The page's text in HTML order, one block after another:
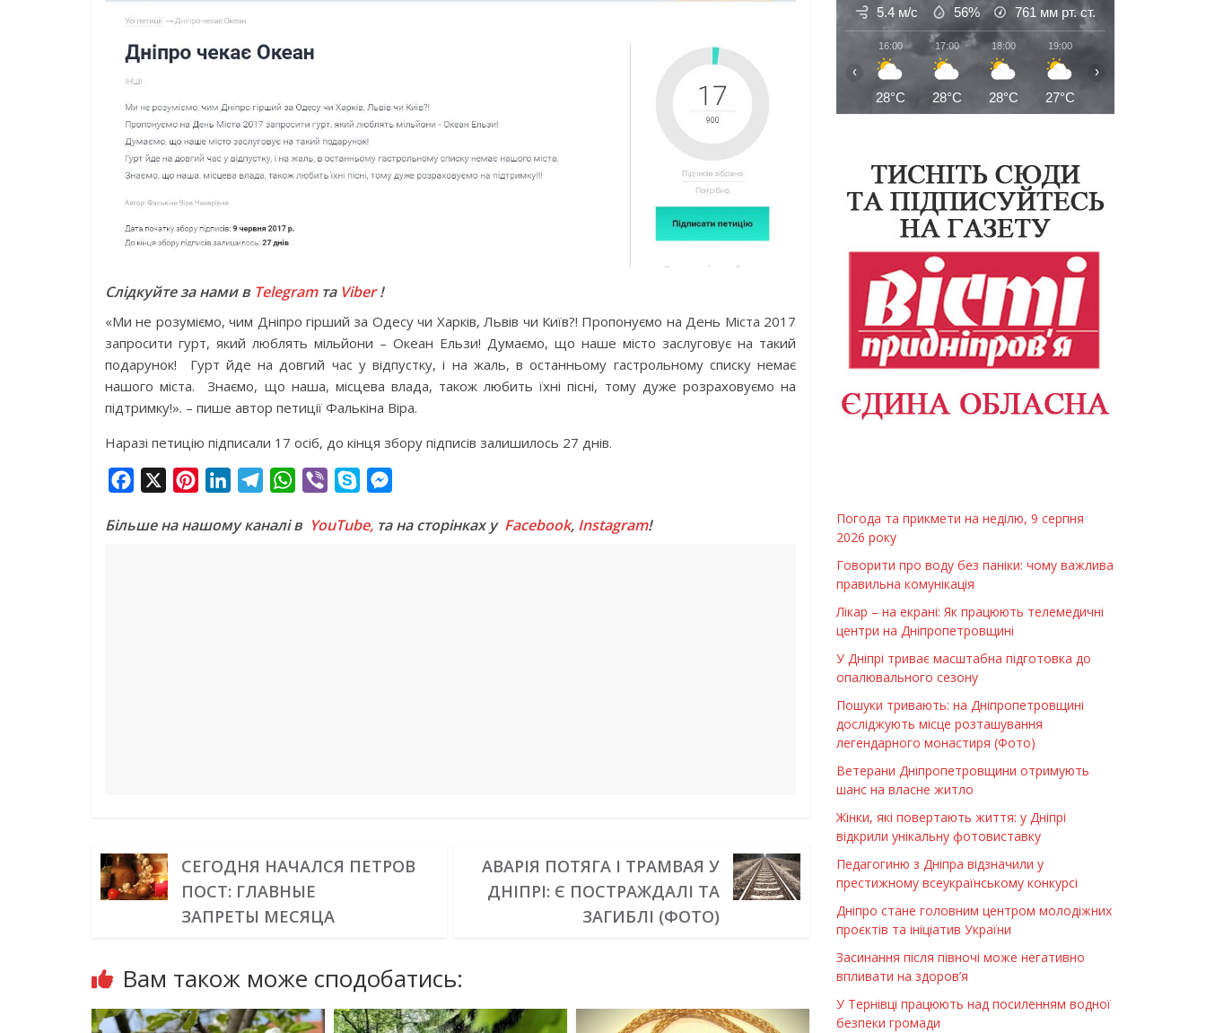
Слідкуйте за нами в Telegramта Viber!
«Ми не розуміємо, чим Дніпро гірший за Одесу чи Харків, Львів чи Київ?! Пропонуємо на День Міста 2017
запросити гурт, який люблять мільйони – Океан Ельзи! Думаємо, що наше місто заслуговує на такий
подарунок! Гурт йде на довгий час у відпустку, і на жаль, в останньому гастрольному списку немає
нашого міста. Знаємо, що наша, місцева влада, також любить їхні пісні, тому дуже розраховуємо на
підтримку!». – пише автор петиції Фалькіна Віра.
Наразі петицію підписали 17 осіб, до кінця збору підписів залишилось 27 днів.
c
n
n
l
W
a
b
y
s
Більше на нашому каналі в YouTube, та на сторінках у Facebook, Instagram!
СЕГОДНЯ НАЧАЛСЯ ПЕТРОВ
ПОСТ: ГЛАВНЫЕ
ЗАПРЕТЫ МЕСЯЦА
АВАРІЯ ПОТЯГА І ТРАМВАЯ У
ДНІПРІ: Є ПОСТРАЖДАЛІ ТА
ЗАГИБЛІ (ФОТО)
Вам також може сподобатись:
5.4 м/с 56% 761 мм рт. ст.
16:00
28°C
17:00
28°C
18:00
28°C
19:00
27°C
‹ ›
Погода та прикмети на неділю, 9 серпня
2026 року
Говорити про воду без паніки: чому важлива
правильна комунікація
Лікар – на екрані: Як працюють телемедичні
центри на Дніпропетровщині
У Дніпрі триває масштабна підготовка до
опалювального сезону
Пошуки тривають: на Дніпропетровщині
досліджують місце розташування
легендарного монастиря (Фото)
Ветерани Дніпропетровщини отримують
шанс на власне житло
Жінки, які повертають життя: у Дніпрі
відкрили унікальну фотовиставку
Педагогиню з Дніпра відзначили у
престижному всеукраїнському конкурсі
Дніпро стане головним центром молодіжних
проєктів та ініціатив України
Засинання після півночі може негативно
впливати на здоров’я
У Тернівці працюють над посиленням водної
безпеки громади